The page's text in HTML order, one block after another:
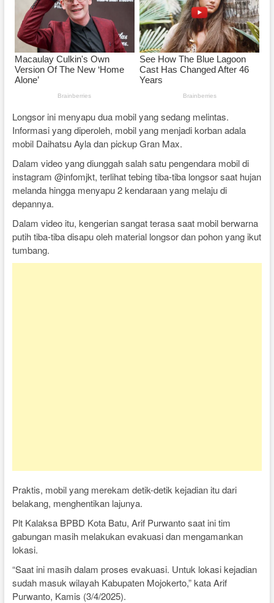
Longsor ini menyapu dua mobil yang sedang melintas.
Informasi yang diperoleh, mobil yang menjadi korban adala
mobil Daihatsu Ayla dan pickup Gran Max.
Dalam video yang diunggah salah satu pengendara mobil di
instagram @infomjkt, terlihat tebing tiba-tiba longsor saat hujan
melanda hingga menyapu 2 kendaraan yang melaju di
depannya.
Dalam video itu, kengerian sangat terasa saat mobil berwarna
putih tiba-tiba disapu oleh material longsor dan pohon yang ikut
tumbang.
Praktis, mobil yang merekam detik-detik kejadian itu dari
belakang, menghentikan lajunya.
Plt Kalaksa BPBD Kota Batu, Arif Purwanto saat ini tim
gabungan masih melakukan evakuasi dan mengamankan
lokasi.
“Saat ini masih dalam proses evakuasi. Untuk lokasi kejadian
sudah masuk wilayah Kabupaten Mojokerto,” kata Arif
Purwanto, Kamis (3/4/2025).